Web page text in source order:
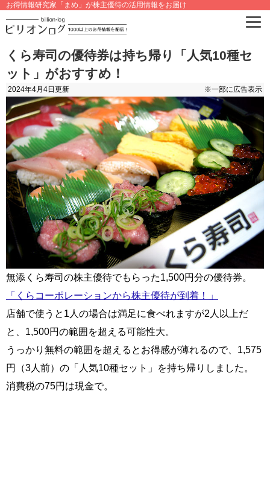
お得情報研究家「まめ」が株主優待の活用情報をお届け
くら寿司の優待券は持ち帰り「人気10種セ
ット」がおすすめ！
2024年4月4日 更新 ※一部に広告表示
無添くら寿司の株主優待でもらった1,500円分の優待券。
「くらコーポレーションから株主優待が到着！」
店舗で使うと1人の場合は満足に食べれますが2人以上だ
と、1,500円の範囲を超える可能性大。
うっかり無料の範囲を超えるとお得感が薄れるので、1,575
円（3人前）の「人気10種セット」を持ち帰りしました。
消費税の75円は現金で。